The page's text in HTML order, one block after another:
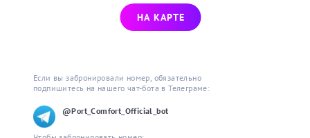
НА КАРТЕ
Если вы забронировали номер, обязательно
подпишитесь на нашего чат-бота в Телеграме:
@Port_Comfort_Official_bot